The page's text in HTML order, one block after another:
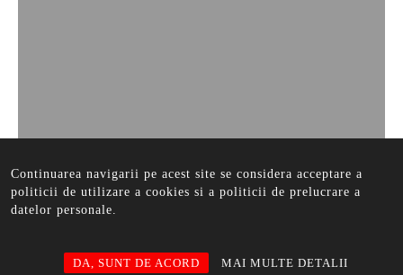
Continuarea navigarii pe acest site se considera acceptare a
politicii de utilizare a cookies si a politicii de prelucrare a
datelor personale.
DA, SUNT DE ACORD MAI MULTE DETALII